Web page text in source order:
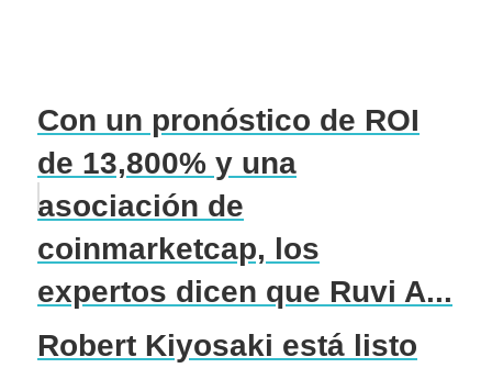
Con un pronóstico de ROI
de 13,800% y una
asociación de
coinmarketcap, los
expertos dicen que Ruvi A...
Robert Kiyosaki está listo